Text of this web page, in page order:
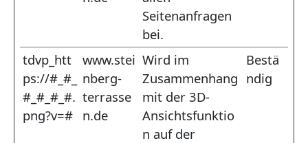
Seitenanfragen
bei.
tdvp_htt
ps://#_#_
#_#_#_#.
png?v=#
www.stei
nberg-
terrasse
n.de
Wird im
Zusammenhang
mit der 3D-
Ansichtsfunktio
n auf der
Bestä
ndig